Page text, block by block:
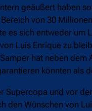
geäußert haben
von 30
es sich entweder
Luis Enrique zu
hat neben
könnten als
Supercopa und vor
Wünschen von